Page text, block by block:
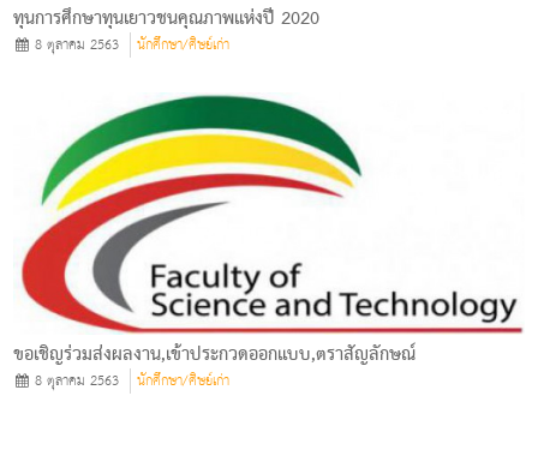
ทุนการศึกษาทุนเยาวชนคุณภาพแห่งปี 2020
8 ตุลาคม 2563 นักศึกษา/ศิษย์เก่า
ขอเชิญร่วมส่งผลงาน,เข้าประกวดออกแบบ,ตราสัญลักษณ์
8 ตุลาคม 2563 นักศึกษา/ศิษย์เก่า